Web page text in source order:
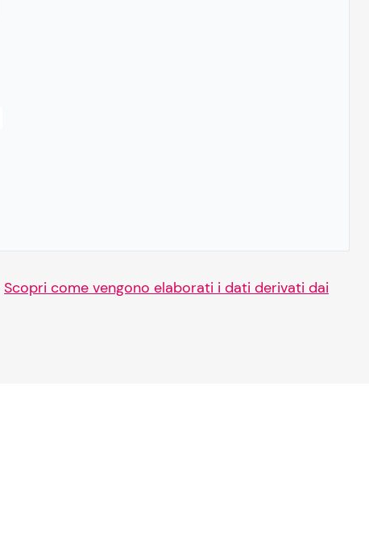
Scopri come vengono elaborati i dati derivati dai